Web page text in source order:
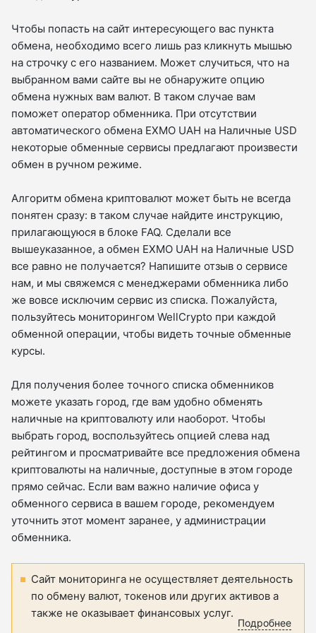
Чтобы попасть на сайт интересующего вас пункта
обмена, необходимо всего лишь раз кликнуть мышью
на строчку с его названием. Может случиться, что на
выбранном вами сайте вы не обнаружите опцию
обмена нужных вам валют. В таком случае вам
поможет оператор обменника. При отсутствии
автоматического обмена EXMO UAH на Наличные USD
некоторые обменные сервисы предлагают произвести
обмен в ручном режиме.
Алгоритм обмена криптовалют может быть не всегда
понятен сразу: в таком случае найдите инструкцию,
прилагающуюся в блоке FAQ. Сделали все
вышеуказанное, а обмен EXMO UAH на Наличные USD
все равно не получается? Напишите отзыв о сервисе
нам, и мы свяжемся с менеджерами обменника либо
же вовсе исключим сервис из списка. Пожалуйста,
пользуйтесь мониторингом WellCrypto при каждой
обменной операции, чтобы видеть точные обменные
курсы.
Для получения более точного списка обменников
можете указать город, где вам удобно обменять
наличные на криптовалюту или наоборот. Чтобы
выбрать город, воспользуйтесь опцией слева над
рейтингом и просматривайте все предложения обмена
криптовалюты на наличные, доступные в этом городе
прямо сейчас. Если вам важно наличие офиса у
обменного сервиса в вашем городе, рекомендуем
уточнить этот момент заранее, у администрации
обменника.
Сайт мониторинга не осуществляет деятельность
по обмену валют, токенов или других активов а
также не оказывает финансовых услуг.
Подробнее